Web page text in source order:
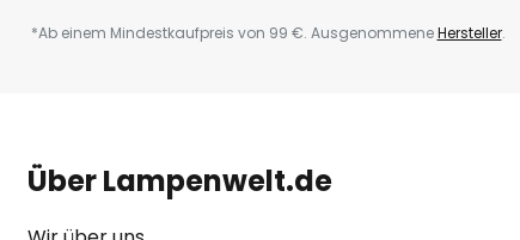
*Ab einem Mindestkaufpreis von 99 €. AusgenommeneHersteller.
Über Lampenwelt.de